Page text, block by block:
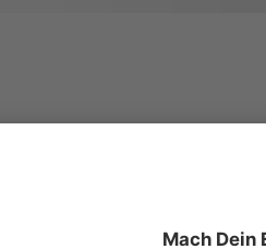
verfügbar von Fr. - So. (Farbe
Instruktor
kostet 1,00 Euro)